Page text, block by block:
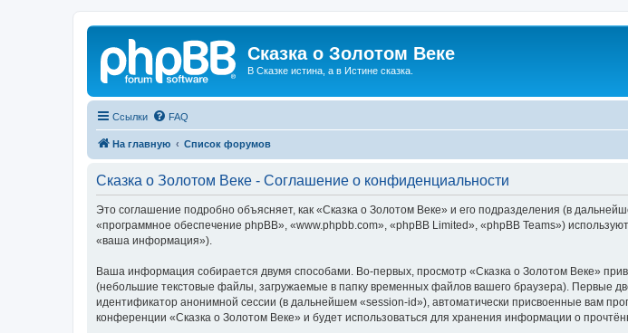
Сказка о Золотом Веке
В Сказке истина, а в Истине сказка.
Ссылки FAQ
На главную Список форумов
Сказка о Золотом Веке - Соглашение о конфиденциальности
Это соглашение подробно объясняет, как «Сказка о Золотом Веке» и его подразделения (в
«программное обеспечение phpBB», «www.phpbb.com», «phpBB Limited», «phpBB Teams»)
«ваша информация»).
Ваша информация собирается двумя способами. Во-первых, просмотр «Сказка о Золотом Веке»
(небольшие текстовые файлы, загружаемые в папку временных файлов вашего браузера). Первые
идентификатор анонимной сессии (в дальнейшем «session-id»), автоматически присвоенные вам
конференции «Сказка о Золотом Веке» и будет использоваться для хранения информации о